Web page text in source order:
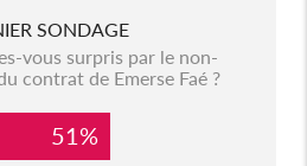
SONDAGE
vous surpris par le non-
contrat de Emerse Faé ?
51%